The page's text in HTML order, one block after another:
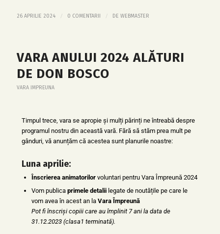
26 APRILIE 2024 / 0 COMENTARII / DE WEBMASTER
VARA ANULUI 2024 ALĂTURI
DE DON BOSCO
VARA IMPREUNA
Timpul trece, vara se apropie și mulți părinți ne întreabă despre
programul nostru din această vară. Fără să stăm prea mult pe
gânduri, vă anunțăm că acestea sunt planurile noastre:
Luna aprilie:
Înscrierea animatorilorvoluntari pentru Vara Împreună 2024
Vom publica primele detaliilegate de noutățile pe care le
vom avea în acest an la Vara Împreună
Pot fi înscriși copiii care au împlinit 7 ani la data de
31.12.2023 (clasa1 terminată).